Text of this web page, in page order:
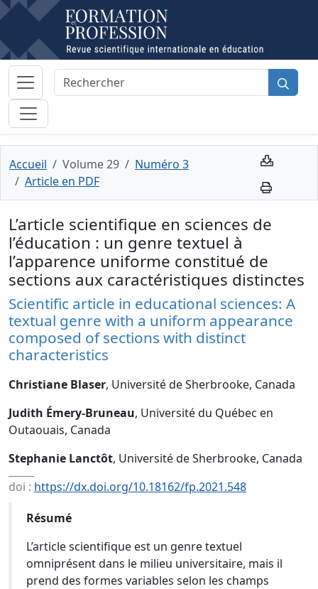
Accueil Volume 29
Numéro 3
Article en PDF
L’article scientifique en sciences de
l’éducation : un genre textuel à
l’apparence uniforme constitué de
sections aux caractéristiques distinctes
Scientific article in educational sciences: A
textual genre with a uniform appearance
composed of sections with distinct
characteristics
Christiane Blaser, Université de Sherbrooke, Canada
Judith Émery-Bruneau, Université du Québec en
Outaouais, Canada
Stephanie Lanctôt, Université de Sherbrooke, Canada
doi : https://dx.doi.org/10.18162/fp.2021.548
Résumé
L’article scientifique est un genre textuel
omniprésent dans le milieu universitaire, mais il
prend des formes variables selon les champs